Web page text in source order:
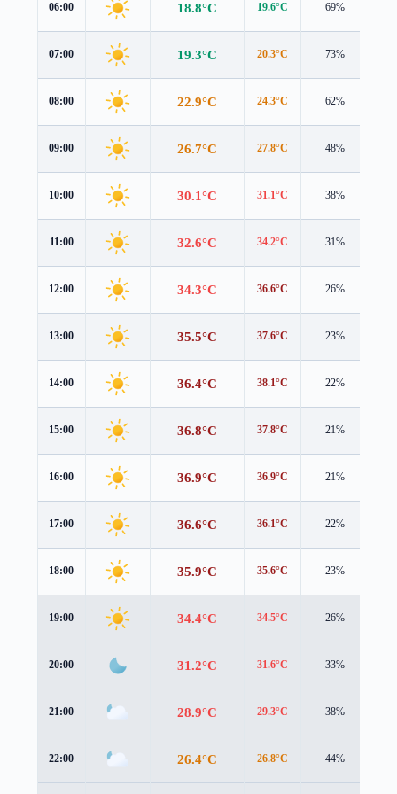
06:00 18.8°C 19.6°C 69%
07:00 19.3°C 20.3°C 73%
08:00 22.9°C 24.3°C 62%
09:00 26.7°C 27.8°C 48%
10:00 30.1°C 31.1°C 38%
11:00 32.6°C 34.2°C 31%
12:00 34.3°C 36.6°C 26%
13:00 35.5°C 37.6°C 23%
14:00 36.4°C 38.1°C 22%
15:00 36.8°C 37.8°C 21%
16:00 36.9°C 36.9°C 21%
17:00 36.6°C 36.1°C 22%
18:00 35.9°C 35.6°C 23%
19:00 34.4°C 34.5°C 26%
20:00 31.2°C 31.6°C 33%
21:00 28.9°C 29.3°C 38%
22:00 26.4°C 26.8°C 44%